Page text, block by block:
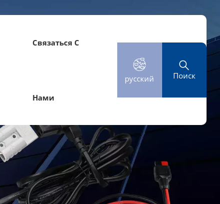
Связаться С
Нами
русский Поиск